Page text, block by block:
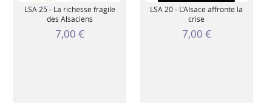
LSA 25 - La richesse fragile
des Alsaciens
7,00 €
LSA 20 - L'Alsace affronte la
crise
7,00 €